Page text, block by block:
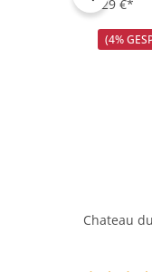
19,29 €*
(4%
Chateau